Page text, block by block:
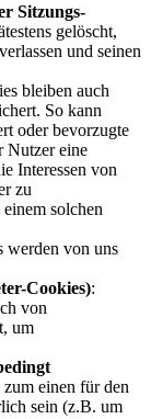
Sitzungs-
gelöscht,
und seinen
bleiben auch
So kann
oder bevorzugte
Nutzer eine
Interessen von
zu
solchen
werden von uns
Cookies):
von
um
einen für den
sein (z.B. um